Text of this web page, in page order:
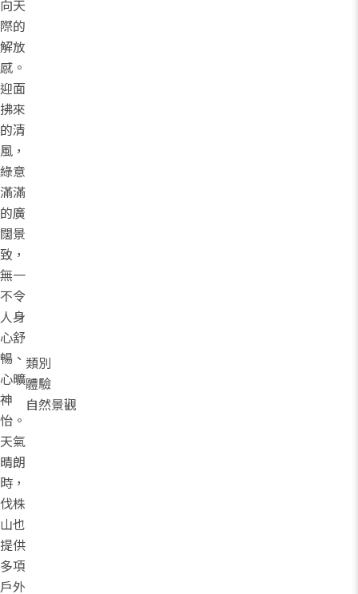
向天
際的
解放
感。
迎面
拂來
的清
風，
綠意
滿滿
的廣
闊景
致，
無一
不令
人身
心舒
暢、
心曠
神
怡。
天氣
晴朗
時，
伐株
山也
提供
多項
戶外
類別
體驗
自然景觀